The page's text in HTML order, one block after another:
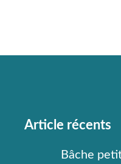
Article récents
Bâche